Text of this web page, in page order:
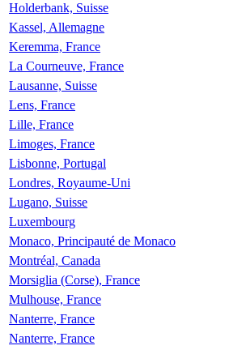
Holderbank, Suisse
Kassel, Allemagne
Keremma, France
La Courneuve, France
Lausanne, Suisse
Lens, France
Lille, France
Limoges, France
Lisbonne, Portugal
Londres, Royaume-Uni
Lugano, Suisse
Luxembourg
Monaco, Principauté de Monaco
Montréal, Canada
Morsiglia (Corse), France
Mulhouse, France
Nanterre, France
Nanterre, France